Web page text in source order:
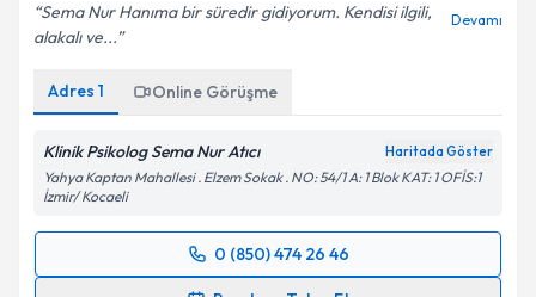
Sema Nur Hanıma bir süredir gidiyorum. Kendisi ilgili,
alakalı ve...
Devamı
Adres 1 Online Görüşme
Klinik Psikolog Sema Nur Atıcı Haritada Göster
Yahya Kaptan Mahallesi . Elzem Sokak . NO: 54/1 A: 1 Blok KAT: 1 OFİS:1
İzmir/ Kocaeli
0 (850) 474 26 46
Randevu Takvimi Talebi